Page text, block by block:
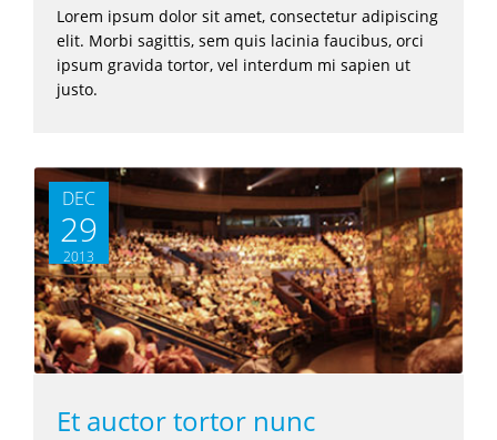
Lorem ipsum dolor sit amet, consectetur adipiscing
elit. Morbi sagittis, sem quis lacinia faucibus, orci
ipsum gravida tortor, vel interdum mi sapien ut
justo.
DEC
29
2013
Et auctor tortor nunc